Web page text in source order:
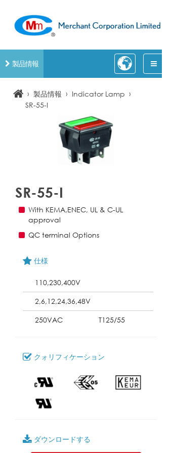
製品情報
› 製品情報 › Indicator Lamp ›
SR-55-I
SR-55-I
With KEMA,ENEC, UL & C-UL
approval
QC terminal Options
仕様
110,230,400V
2,6,12,24,36,48V
250VAC
T125/55
クォリフィケーション
ダウンロードする